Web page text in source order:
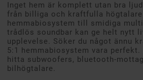
Inget hem är komplett utan bra
från billiga och kraftfulla
hemmabiosystem till smidiga
trådlös soundbar kan ge helt nytt
upplevelse. Söker du något ännu
5:1 hemmabiosystem vara perfekt.
hitta subwoofers, bluetooth-
bilhögtalare.